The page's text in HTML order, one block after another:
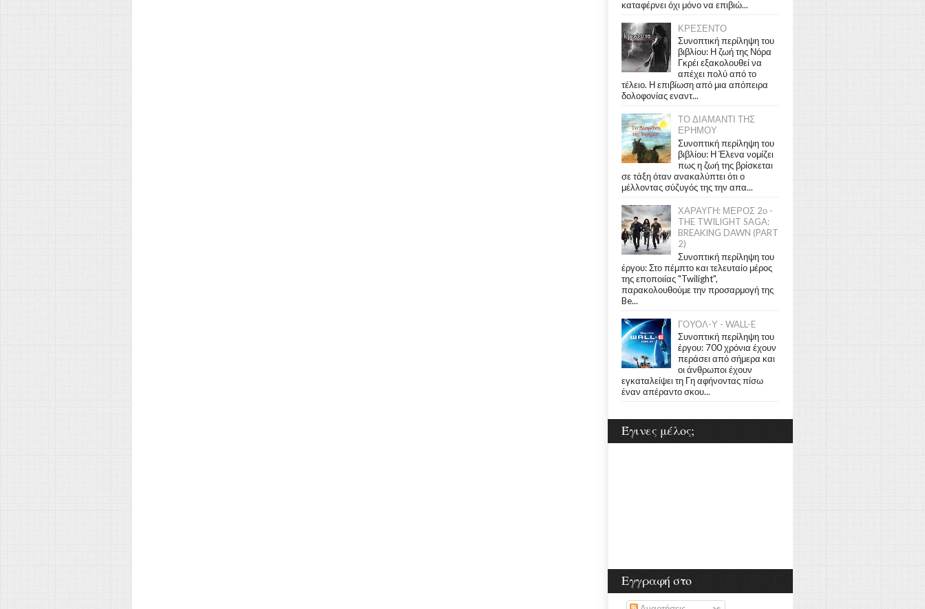
καταφέρνει όχι μόνο να επιβιώ...
ΚΡΕΣΕΝΤΟ
Συνοπτική περίληψη του
βιβλίου: Η ζωή της Νόρα
Γκρέι εξακολουθεί να
απέχει πολύ από το
τέλειο. Η επιβίωση από μια απόπειρα
δολοφονίας εναντ...
ΤΟ ΔΙΑΜΑΝΤΙ ΤΗΣ
ΕΡΗΜΟΥ
Συνοπτική περίληψη του
βιβλίου: Η Έλενα νομίζει
πως η ζωή της βρίσκεται
σε τάξη όταν ανακαλύπτει ότι ο
μέλλοντας σύζυγός της την απα...
ΧΑΡΑΥΓΗ: ΜΕΡΟΣ 2ο -
THE TWILIGHT SAGA:
BREAKING DAWN (PART
2)
Συνοπτική περίληψη του
έργου: Στο πέμπτο και τελευταίο μέρος
της εποποιίας "Twilight",
παρακολουθούμε την προσαρμογή της
Be...
ΓΟΥΟΛ-Υ - WALL-E
Συνοπτική περίληψη του
έργου: 700 χρόνια έχουν
περάσει από σήμερα και
οι άνθρωποι έχουν
εγκαταλείψει τη Γη αφήνοντας πίσω
έναν απέραντο σκου...
Έγινες μέλος;
Εγγραφή στο